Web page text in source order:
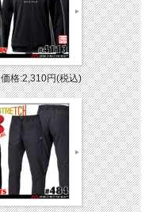
価格:2,310円(税込)